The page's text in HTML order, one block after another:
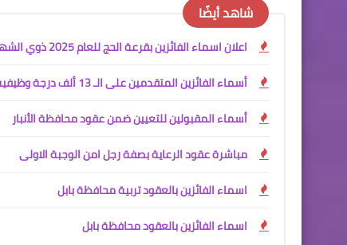
شاهد أيضًا
اعلان اسماء الفائزين بقرعة الحج للعام 2025 ذوي الشهداء
أسماء الفائزين المتقدمين على الـ 13 ألف درجة وظيفية محافظة البصرة
أسماء المقبولين للتعيين ضمن عقود محافظة الأنبار
مباشرة عقود الرعاية بصفة رجل امن الوجبة الاولى
اسماء الفائزين بالعقود تربية محافظة بابل
اسماء الفائزين بالعقود محافظة بابل